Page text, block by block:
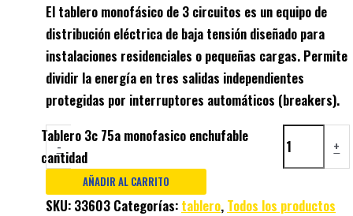
El tablero monofásico de 3 circuitos es un equipo de
distribución eléctrica de baja tensión diseñado para
instalaciones residenciales o pequeñas cargas. Permite
dividir la energía en tres salidas independientes
protegidas por interruptores automáticos (breakers).
-
Tablero 3c 75a monofasico enchufable
cantidad
+
AÑADIR AL CARRITO
SKU: 33603 Categorías: tablero, Todos los productos